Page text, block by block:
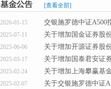
[查看全部]
2026-01-15 交银施罗德中证A500
2025-07-11 关于增加国金证券股
2025-06-06 关于增加开源证券股
2025-03-17 关于增加国泰君安证
2025-02-24 关于增加上海攀赢基
2025-02-07 关于交银施罗德中证